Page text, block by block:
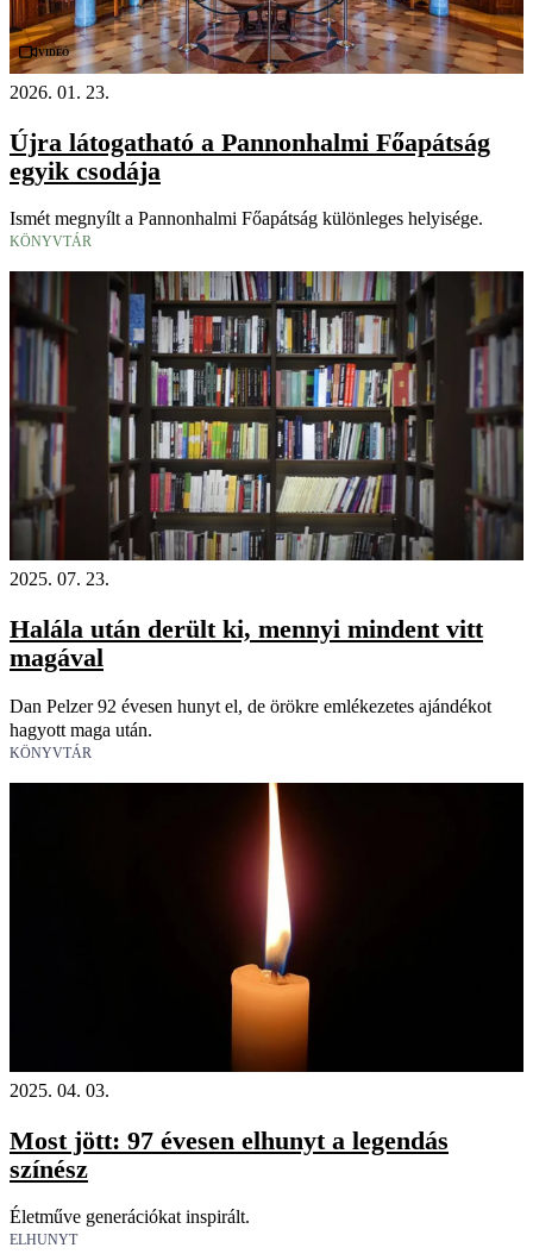
Videó
2026. 01. 23.
Újra látogatható a Pannonhalmi Főapátság
egyik csodája
Ismét megnyílt a Pannonhalmi Főapátság különleges helyisége.
KÖNYVTÁR
2025. 07. 23.
Halála után derült ki, mennyi mindent vitt
magával
Dan Pelzer 92 évesen hunyt el, de örökre emlékezetes ajándékot
hagyott maga után.
KÖNYVTÁR
2025. 04. 03.
Most jött: 97 évesen elhunyt a legendás
színész
Életműve generációkat inspirált.
ELHUNYT